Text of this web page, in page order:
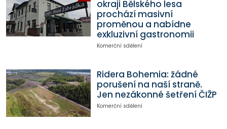
okraji Bělského lesa
prochází masivní
proměnou a nabídne
exkluzivní gastronomii
Komerční sdělení
Ridera Bohemia: žádné
porušení na naší straně.
Jen nezákonné šetření ČIŽP
Komerční sdělení